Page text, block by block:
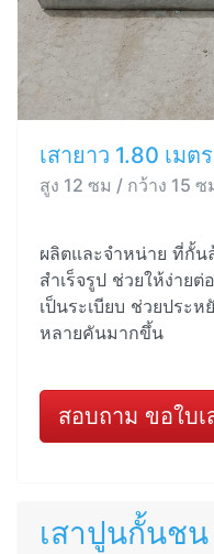
เสายาว 1.80 เม
สูง 12 ซม / กว้าง 15
ผลิตและจำหน่าย ที่กั้
สำเร็จรูป ช่วยให้ง่าย
เป็นระเบียบ ช่วยประ
หลายคันมากขึ้น
สอบถาม ขอใบเ
เสาปูนกั้นชน